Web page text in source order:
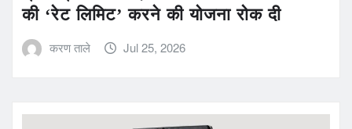
की ‘रेट लिमिट’ करने की योजना रोक दी
करण ताले Jul 25, 2026